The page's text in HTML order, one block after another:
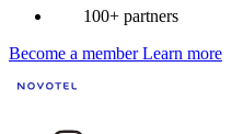
100+ partners
Become a member Learn more